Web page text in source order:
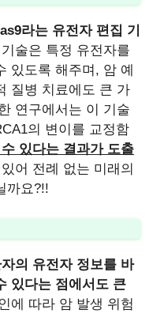
라는 유전자 편집 기
술은 특정 유전자를
있도록 해주며, 암 예
질병 치료에도 큰 가
연구에서는 이 기술
의 변이를 교정함
있다는 결과가 도출
어 전례 없는 미래의
까요?!!
의 유전자 정보를 바
있다는 점에서도 큰
에 따라 암 발생 위험